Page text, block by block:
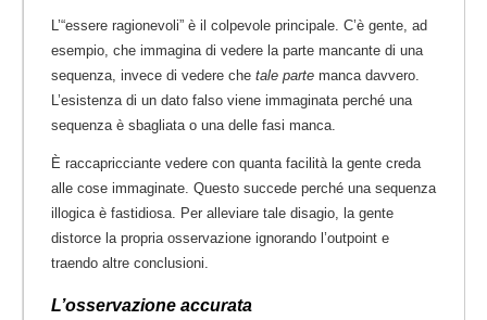
L’“essere ragionevoli” è il colpevole principale. C’è gente, ad
esempio, che immagina di vedere la parte mancante di una
sequenza, invece di vedere che tale parte manca davvero.
L’esistenza di un dato falso viene immaginata perché una
sequenza è sbagliata o una delle fasi manca.
È raccapricciante vedere con quanta facilità la gente creda
alle cose immaginate. Questo succede perché una sequenza
illogica è fastidiosa. Per alleviare tale disagio, la gente
distorce la propria osservazione ignorando l’outpoint e
traendo altre conclusioni.
L’osservazione accurata